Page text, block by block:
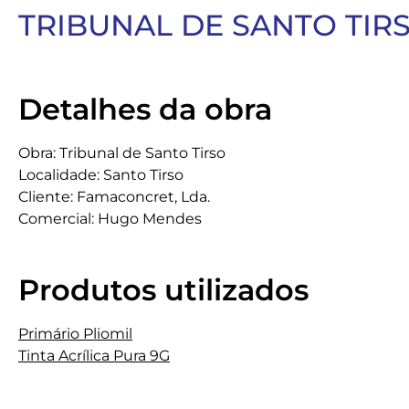
TRIBUNAL DE SANTO
Detalhes da obra
Obra: Tribunal de Santo Tirso
Localidade: Santo Tirso
Cliente: Famaconcret, Lda.
Comercial: Hugo Mendes
Produtos utilizados
Primário Pliomil
Tinta Acrílica Pura 9G